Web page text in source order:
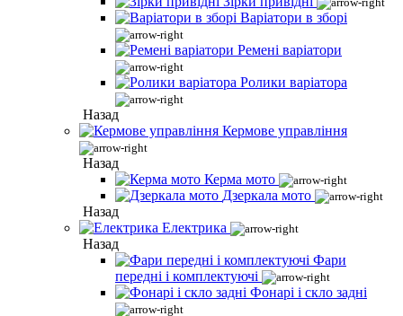
Варіатори в зборі
Ремені варіатори
Ролики варіатора
Назад
Кермове управління
Назад
Керма мото
Дзеркала мото
Назад
Електрика
Назад
Фари
передні і комплектуючі
Фонарі і скло задні